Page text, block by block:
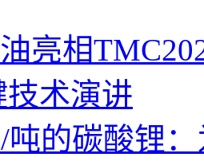
亮相
术演讲
吨的碳酸锂